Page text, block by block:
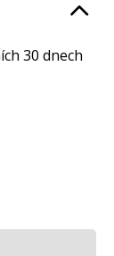
30 dnech